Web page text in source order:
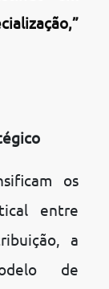
os
entre
a
de